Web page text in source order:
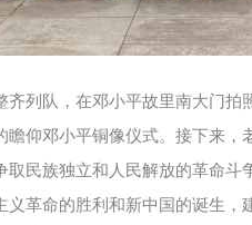
列队，在邓小平故里南大门
仰邓小平铜像仪式。接下来，
民族独立和人民解放的革命
革命的胜利和新中国的诞生